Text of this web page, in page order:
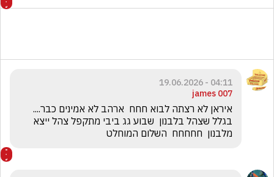
04:11 - 19.06.2026
james 007
מלבנון  חחחחח  השלום המוחלט